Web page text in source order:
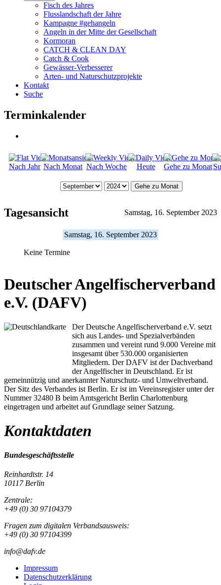
Fisch des Jahres
Flusslandschaft der Jahre
Kampagne #gehangeln
Angeln in der Mitte der Gesellschaft
Kormoran
CATCH & CLEAN DAY
Catch & Cook
Gewässer-Verbesserer
Arten- und Naturschutzprojekte
Kontakt
Suche
Terminkalender
Nach Jahr Nach Monat Nach Woche Heute Gehe zu Monat
Gehe zu Monat
Tagesansicht Samstag, 16. September 2023
Samstag, 16. September 2023
Keine Termine
Deutscher Angelfischerverband
e.V. (DAFV)
Der Deutsche Angelfischerverband e.V. setzt
sich aus Landes- und Spezialverbänden
zusammen und vereint rund 9.000 Vereine mit
insgesamt über 530.000 organisierten
Mitgliedern. Der DAFV ist der Dachverband
der Angelfischer in Deutschland. Er ist
gemeinnützig und anerkannter Naturschutz- und Umweltverband.
Der Sitz des Verbandes ist Berlin. Er ist im Vereinsregister unter der
Nummer 32480 B beim Amtsgericht Berlin Charlottenburg
eingetragen und arbeitet auf Grundlage seiner Satzung.
Kontaktdaten
Bundesgeschäftsstelle
Reinhardtstr. 14
10117 Berlin
Zentrale:
+49 (0) 30 97104379
Fragen zum digitalen Verbandsausweis:
+49 (0) 30 97104399
info@dafv.de
Impressum
Datenschutzerklärung